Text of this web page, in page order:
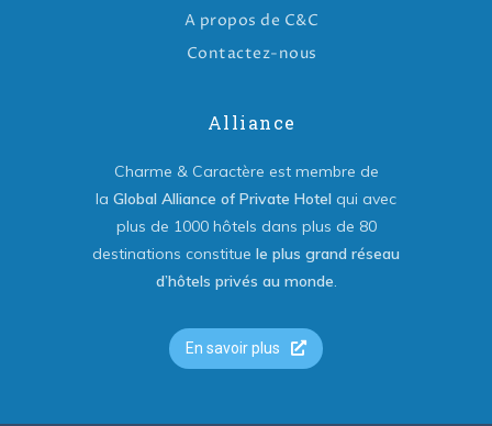
A propos de C&C
Contactez-nous
Alliance
Charme & Caractère est membre de
la Global Alliance of Private Hotel qui avec
plus de 1000 hôtels dans plus de 80
destinations constitue le plus grand réseau
d’hôtels privés au monde.
En savoir plus